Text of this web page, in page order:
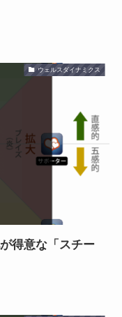
ウェルスダイナミクス
得意な「スチー